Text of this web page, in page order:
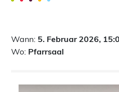
Wann: 5. Februar 2026,
Wo: Pfarrsaal